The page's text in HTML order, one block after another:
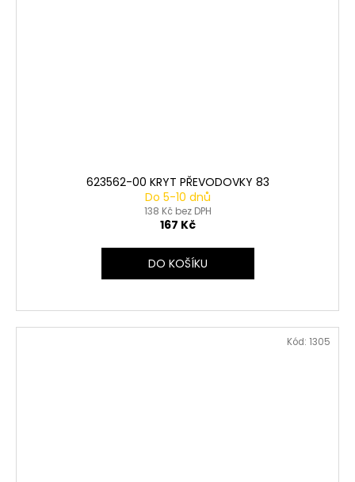
623562-00 KRYT PŘEVODOVKY 83
Do 5-10 dnů
138 Kč bez DPH
167 Kč
DO KOŠÍKU
Kód: 1305